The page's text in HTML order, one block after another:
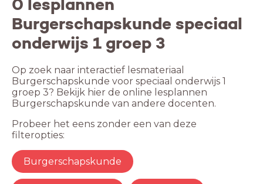
0 lesplannen
Burgerschapskunde speciaal
onderwijs 1 groep 3
Op zoek naar interactief lesmateriaal
Burgerschapskunde voor speciaal onderwijs 1
groep 3? Bekijk hier de online lesplannen
Burgerschapskunde van andere docenten.
Probeer het eens zonder een van deze
filteropties:
Burgerschapskunde